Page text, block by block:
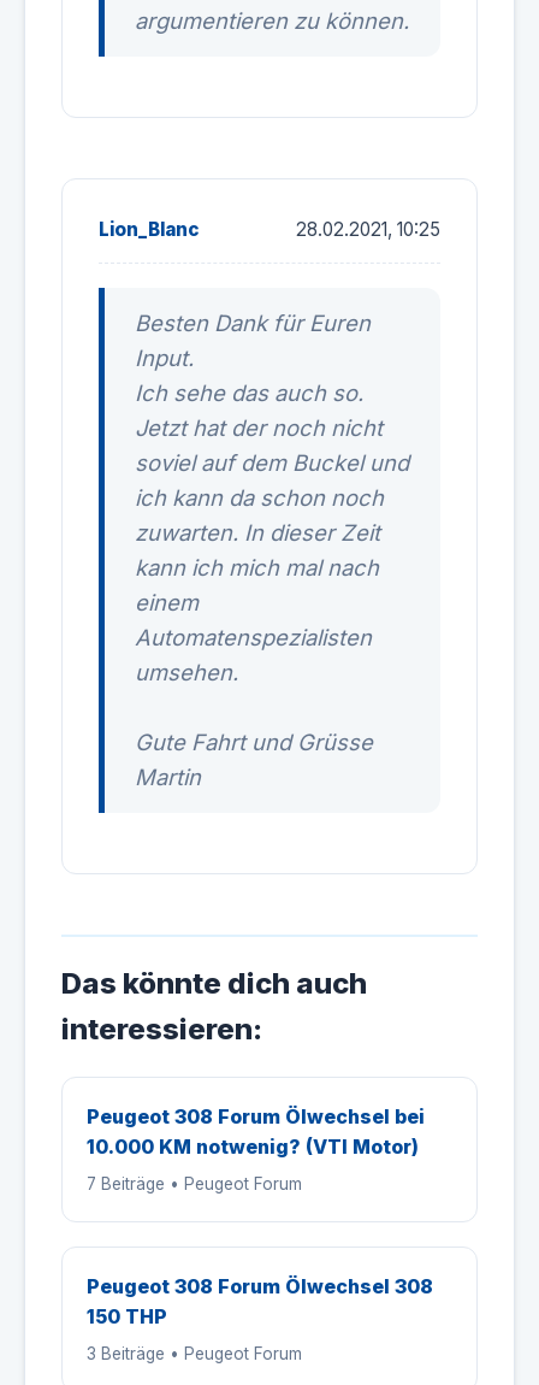
argumentieren zu können.
Lion_Blanc 28.02.2021, 10:25
Besten Dank für Euren
Input.
Ich sehe das auch so.
Jetzt hat der noch nicht
soviel auf dem Buckel und
ich kann da schon noch
zuwarten. In dieser Zeit
kann ich mich mal nach
einem
Automatenspezialisten
umsehen.
Gute Fahrt und Grüsse
Martin
Das könnte dich auch
interessieren:
Peugeot 308 Forum Ölwechsel bei
10.000 KM notwenig? (VTI Motor)
7 Beiträge • Peugeot Forum
Peugeot 308 Forum Ölwechsel 308
150 THP
3 Beiträge • Peugeot Forum